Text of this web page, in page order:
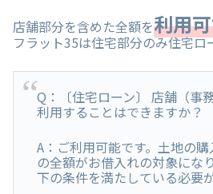
店舗部分を含めた全額を利用
フラット35は住宅部分のみ住宅ロ
Q：〔住宅ローン〕 店舗（事
利用することはできますか？
A：ご利用可能です。土地の
の全額がお借入れの対象にな
下の条件を満たしている必要